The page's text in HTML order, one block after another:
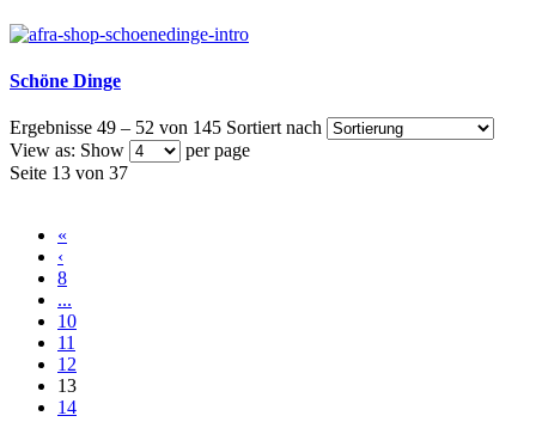
Schöne Dinge
Ergebnisse 49 – 52 von 145 Sortiert nach
View as: Show
per page
Seite 13 von 37
«
‹
8
...
10
11
12
13
14